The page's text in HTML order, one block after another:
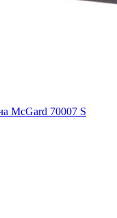
McGard 70007 S